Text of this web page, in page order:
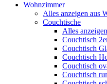
Wohnzimmer
Alles anzeigen aus
Couchtische
Alles
Couchtisch
Couchtisch
Couchtisch
Couchtisch
Couchtisch